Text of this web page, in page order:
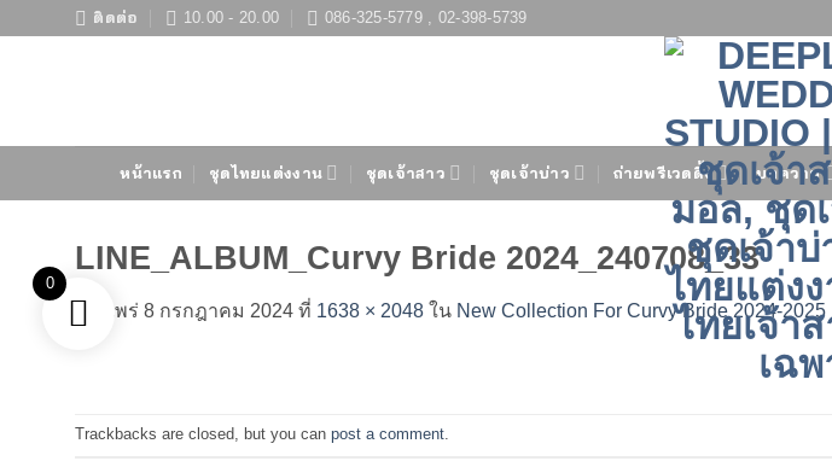
ติดต่อ 10.00 - 20.00 086-325-5779 , 02-398-5739
หน้าแรก ชุดไทยแต่งงาน ชุดเจ้าสาว ชุดเจ้าบ่าว ถ่ายพรีเวดดิ้ง บทความ
LINE_ALBUM_Curvy Bride 2024_240708_33
เผยแพร่ 8 กรกฎาคม 2024 ที่ 1638 × 2048 ใน New Collection For Curvy Bride 2024-2025
Trackbacks are closed, but you can post a comment
0